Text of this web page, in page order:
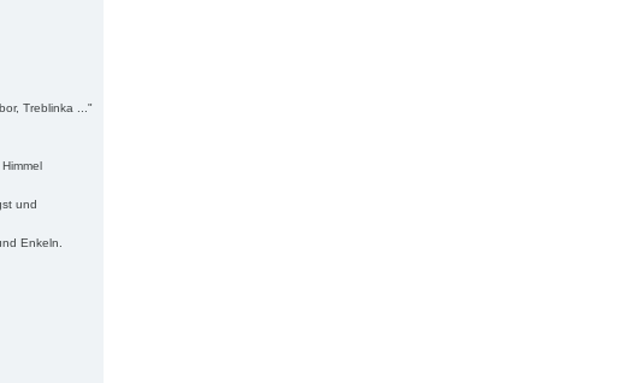
Treblinka ..."
und
Enkeln.